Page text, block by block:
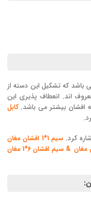
باشد که تشکیل این دسته از
اند. انعطاف پذیری این
افشان بیشتر می باشد.کابل
کرد. سیم 1*1 افشان مغان
،سیم 1.5*1 افشان مغان ،و سیم 2.5*1 افشان مغان & سیم افشان 6*1 مغان